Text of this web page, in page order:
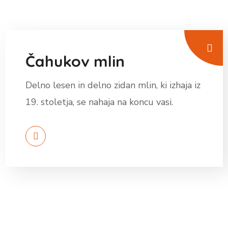
Čahukov mlin
Delno lesen in delno zidan mlin, ki izhaja iz
19. stoletja, se nahaja na koncu vasi.